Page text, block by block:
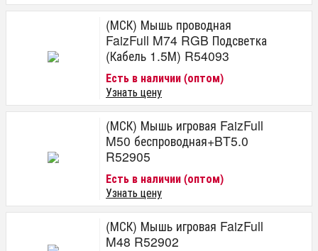
(МСК) Мышь проводная
FaizFull M74 RGB Подсветка
(Кабель 1.5М) R54093
Есть в наличии (оптом)
Узнать цену
(МСК) Мышь игровая FaizFull
M50 беспроводная+BT5.0
R52905
Есть в наличии (оптом)
Узнать цену
(МСК) Мышь игровая FaizFull
M48 R52902